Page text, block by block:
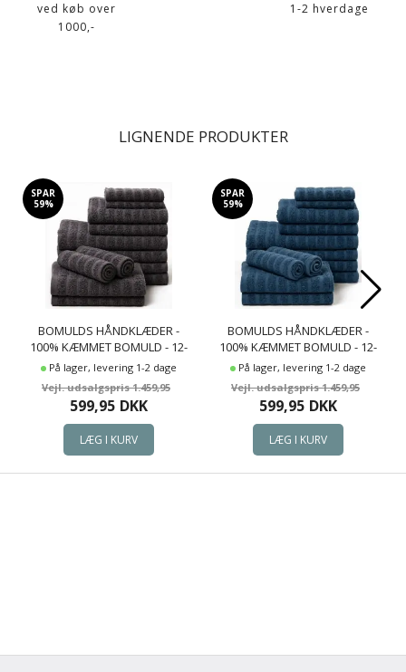
ved køb over
1000,-
1-2 hverdage
LIGNENDE PRODUKTER
SPAR
59%
BOMULDS HÅNDKLÆDER -
100% KÆMMET BOMULD - 12-
PAK - MØRKEGRÅ
På lager, levering 1-2 dage
1.459,95
599,95 DKK
SPAR
59%
BOMULDS HÅNDKLÆDER -
100% KÆMMET BOMULD - 12-
PAK - BLÅ
På lager, levering 1-2 dage
1.459,95
599,95 DKK